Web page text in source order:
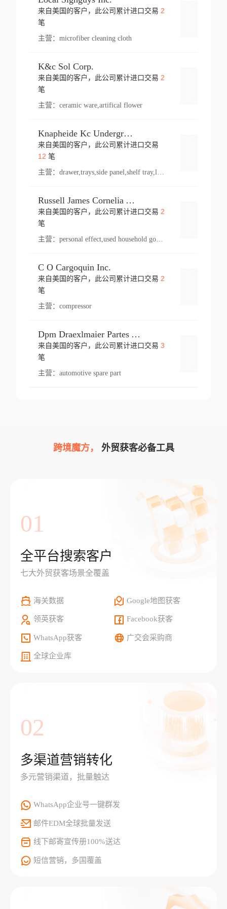
来自美国的客户，此公司累计进口交易 2
笔
主营： microfiber cleaning cloth
K&c Sol Corp.
来自美国的客户，此公司累计进口交易 2
笔
主营： ceramic ware,artifical flower
Knapheide Kc Underground
来自美国的客户，此公司累计进口交易
12 笔
主营：
Russell James Cornelia Arlington Va
来自美国的客户，此公司累计进口交易 2
笔
主营： personal effect,used household goods
C O Cargoquin Inc.
来自美国的客户，此公司累计进口交易 2
笔
主营： compressor
Dpm Draexlmaier Partes Automotrices Corr Ind Huejotzingo
来自美国的客户，此公司累计进口交易 3
笔
主营： automotive spare part
跨境魔方， 外贸获客必备工具
01
全平台搜索客户
七大外贸获客场景全覆盖
海关数据 Google地图获客
领英获客 Facebook获客
WhatsApp获客 广交会采购商
全球企业库
02
多渠道营销转化
多元营销渠道，批量触达
WhatsApp企业号一键群发
邮件EDM全球批量发送
线下邮寄宣传册100%送达
短信营销，多国覆盖